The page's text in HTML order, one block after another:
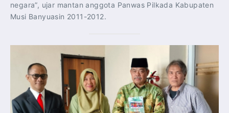
negara”, ujar mantan anggota Panwas Pilkada Kabupaten
Musi Banyuasin 2011-2012.